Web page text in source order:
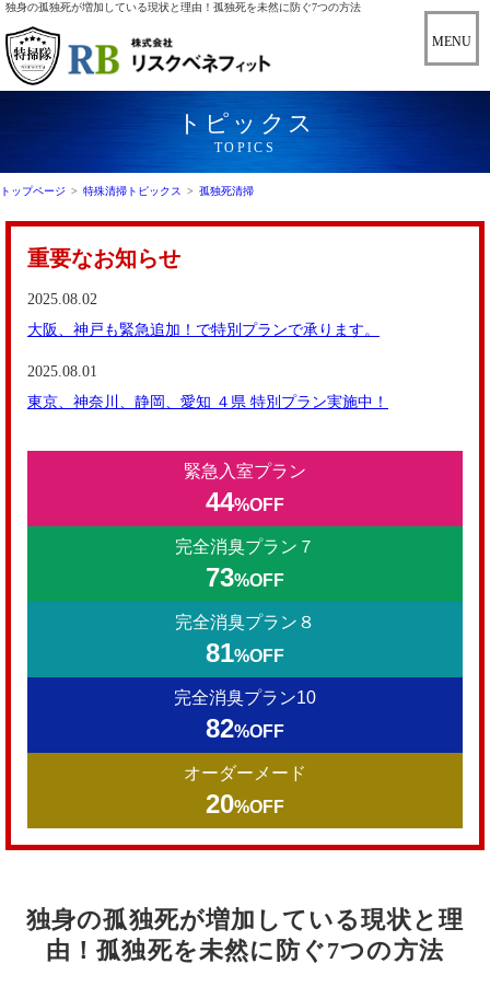
独身の孤独死が増加している現状と理由！孤独死を未然に防ぐ7つの方法
トピックス
TOPICS
トップページ > 特殊清掃トピックス > 孤独死清掃
重要なお知らせ
2025.08.02
大阪、神戸も緊急追加！で特別プランで承ります。
2025.08.01
東京、神奈川、静岡、愛知 ４県 特別プラン実施中！
緊急入室プラン
44%OFF
完全消臭プラン７
73%OFF
完全消臭プラン８
81%OFF
完全消臭プラン10
82%OFF
オーダーメード
20%OFF
独身の孤独死が増加している現状と理
由！孤独死を未然に防ぐ7つの方法